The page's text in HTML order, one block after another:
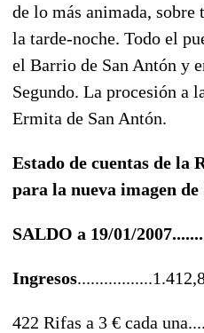
de lo más animada, sobre
la tarde-noche. Todo el
el Barrio de San Antón y
Segundo. La procesión a
Ermita de San Antón.
Estado de cuentas de la
para la nueva imagen de
SALDO a 19/01/
Ingresos
422 Rifas a 3 € cada